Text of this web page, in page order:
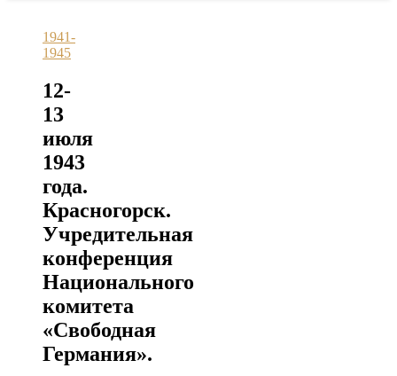
1941-
1945
12-
13
июля
1943
года.
Красногорск.
Учредительная
конференция
Национального
комитета
«Свободная
Германия».